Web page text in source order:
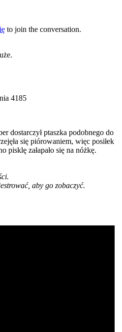
to join the conversation.
4185
dostarczył ptaszka podobnego do
się piórowaniem, więc posiłek
pisklę załapało się na nóżkę.
aby go zobaczyć.